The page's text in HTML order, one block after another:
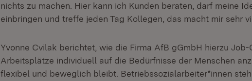
nichts zu machen. Hier kann ich Kunden beraten, darf meine
einbringen und treffe jeden Tag Kollegen, das macht mir sehr
Yvonne Cvilak berichtet, wie die Firma AfB gGmbH hierzu
Arbeitsplätze individuell auf die Bedürfnisse der Menschen
flexibel und beweglich bleibt. Betriebssozialarbeiter*innen